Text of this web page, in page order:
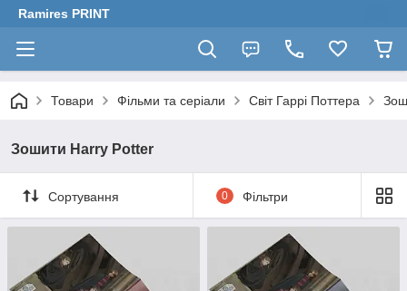
Ramires PRINT
Товари Фільми та серіали Світ Гаррі Поттера
Зошити Harry Potter
Сортування 0 Фільтри